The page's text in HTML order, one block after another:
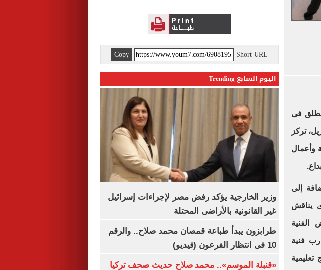
لعام 2025، التى تنطلق فى
من 18 إلى 20 أبريل، مع عروض تمهيدية يومى 16 و17 أبريل، تركز
وأعمال
بالإضافة إلى
يناقش
الفنية
فنية
Short URL
Copy
اليوم السابع Trending
وزير الخارجية يؤكد رفض مصر لإجراءات إسرائيل
غير القانونية بالأراضى المحتلة
طرابزون يبدأ طباعة قمصان محمد صلاح.. والرقم
10 فى انتظار الفرعون (فيديو)
«قنبلة الموسم».. محمد صلاح حديث صحف تركيا